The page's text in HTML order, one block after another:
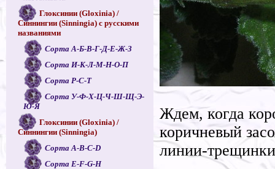
Глоксинии (Gloxinia) /
Синнингии (Sinningia) с русскими
названиями
Сорта А-Б-В-Г-Д-Е-Ж-З
Сорта И-К-Л-М-Н-О-П
Сорта Р-С-Т
Сорта У-Ф-Х-Ц-Ч-Ш-Щ-Э-
Ю-Я
Глоксинии (Gloxinia) /
Синнингии (Sinningia)
Сорта A-B-C-D
Сорта E-F-G-H
Ждем, когда
коричневый
линии-